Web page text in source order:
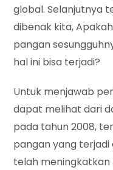
global. Selanjutnya
dibenak kita,
pangan
hal ini bisa terjadi?
Untuk menjawab
dapat melihat dari
pada tahun 2008,
pangan yang terjadi
telah